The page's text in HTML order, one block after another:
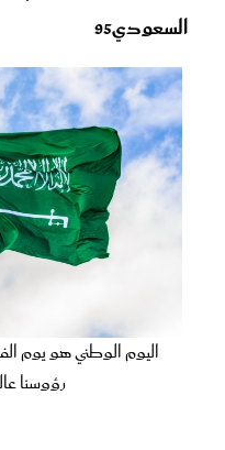
السعودي95
اليوم الوطني هو يوم
رؤوسنا